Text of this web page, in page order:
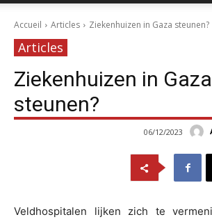
Accueil Articles Ziekenhuizen in Gaza steunen?
Articles
Ziekenhuizen in Gaza
steunen?
06/12/2023
Veldhospitalen lijken zich te